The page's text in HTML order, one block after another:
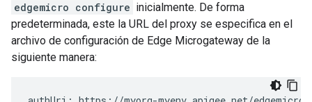
edgemicro configure inicialmente. De forma
predeterminada, este la URL del proxy se especifica en el
archivo de configuración de Edge Microgateway de la
siguiente manera: